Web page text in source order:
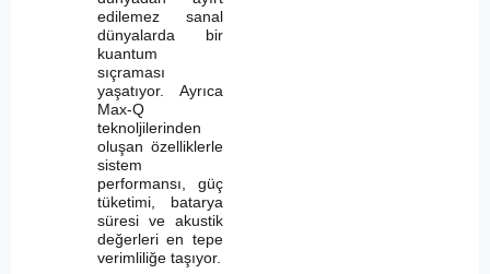
edilemez sanal
dünyalarda bir
kuantum
sıçraması
yaşatıyor. Ayrıca
Max-Q
teknoljilerinden
oluşan özelliklerle
sistem
performansı, güç
tüketimi, batarya
süresi ve akustik
değerleri en tepe
verimliliğe taşıyor.